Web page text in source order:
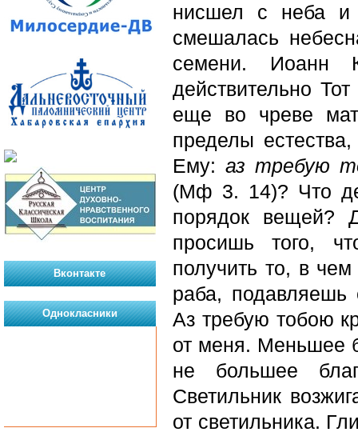
нисшел с неба и
смешалась
семени. Иоанн
действительно
еще во чреве
пределы
Ему: аз требую
(Мф 3. 14)? Что
порядок вещей?
просишь того,
получить то, в
раба, подавляешь
Аз требую тобою
от меня. Меньшее
не большее
Светильник
от светильника.
Вконтакте
Однокласники